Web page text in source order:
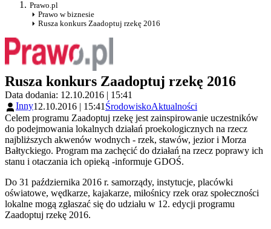
Prawo.pl
Prawo w biznesie
Rusza konkurs Zaadoptuj rzekę 2016
Rusza konkurs Zaadoptuj rzekę 2016
Data dodania: 12.10.2016 | 15:41
Inny12.10.2016 | 15:41 ŚrodowiskoAktualności
Celem programu Zaadoptuj rzekę jest zainspirowanie uczestników
do podejmowania lokalnych działań proekologicznych na rzecz
najbliższych akwenów wodnych - rzek, stawów, jezior i Morza
Bałtyckiego. Program ma zachęcić do działań na rzecz poprawy ich
stanu i otaczania ich opieką -informuje GDOŚ.
Do 31 października 2016 r. samorządy, instytucje, placówki
oświatowe, wędkarze, kajakarze, miłośnicy rzek oraz społeczności
lokalne mogą zgłaszać się do udziału w 12. edycji programu
Zaadoptuj rzekę 2016.